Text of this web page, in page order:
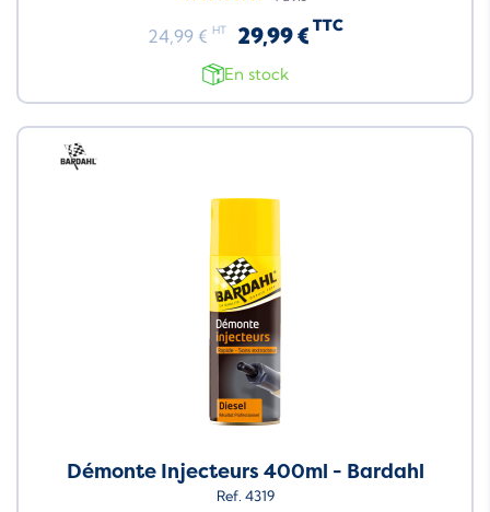
24,99 € HT 29,99 € TTC
En stock
Neuf
Démonte Injecteurs 400ml - Bardahl
Ref. 4319